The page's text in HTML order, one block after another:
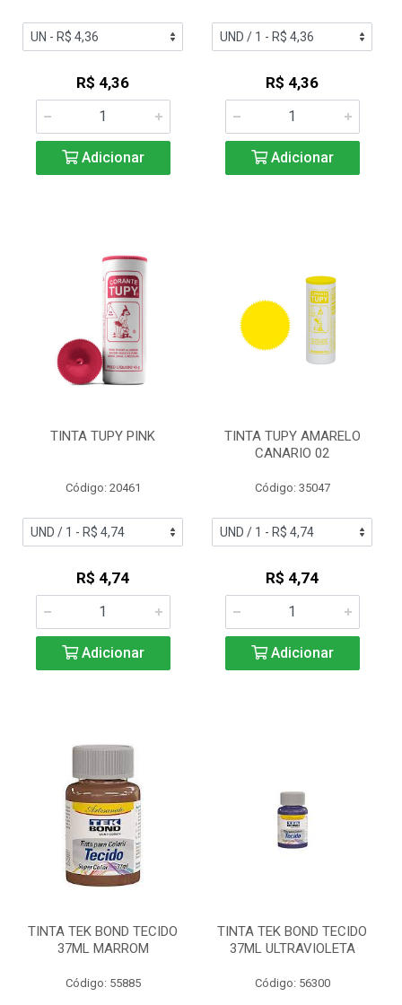
R$ 4,36
Adicionar
R$ 4,36
Adicionar
TINTA TUPY PINK
Código: 20461
R$ 4,74
Adicionar
TINTA TUPY AMARELO
CANARIO 02
Código: 35047
R$ 4,74
Adicionar
TINTA TEK BOND TECIDO
37ML MARROM
Código: 55885
TINTA TEK BOND TECIDO
37ML ULTRAVIOLETA
Código: 56300